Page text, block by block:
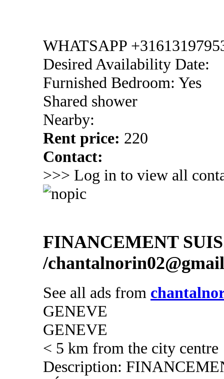
WHATSAPP
Desired Availability Date:
Furnished Bedroom: Yes
Shared shower
Nearby:
Rent price: 220
Contact:
>>> Log in to view all
FINANCEMENT
/
See all ads from
GENEVE
GENEVE
< 5 km from the city centre
Description: